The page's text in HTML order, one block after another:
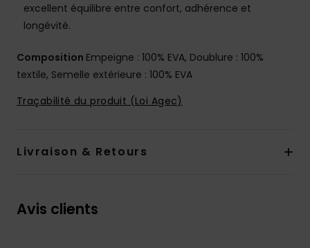
excellent équilibre entre confort, adhérence et
longévité.
Composition Empeigne : 100% EVA, Doublure : 100%
textile, Semelle extérieure : 100% EVA
Traçabilité du produit (Loi Agec)
Livraison & Retours
Avis clients